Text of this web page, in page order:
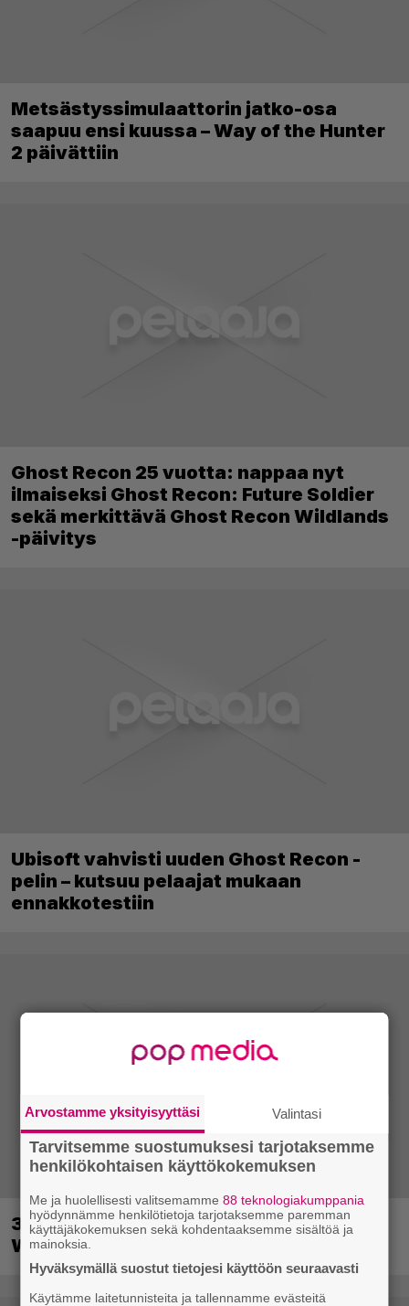
Metsästyssimulaattorin jatko-osa
saapuu ensi kuussa – Way of the Hunter
2 päivättiin
Ghost Recon 25 vuotta: nappaa nyt
ilmaiseksi Ghost Recon: Future Soldier
sekä merkittävä Ghost Recon Wildlands
-päivitys
Ubisoft vahvisti uuden Ghost Recon -
pelin – kutsuu pelaajat mukaan
ennakkotestiin
30-vuotias Quake sai uuden episodin
Wolfenstein-kehittäjiltä
Arvostamme yksityisyyttäsi Valintasi
Tarvitsemme suostumuksesi tarjotaksemme
henkilökohtaisen käyttökokemuksen
Me ja huolellisesti valitsemamme88 teknologiakumppania
hyödynnämme henkilötietoja tarjotaksemme paremman
käyttäjäkokemuksen sekä kohdentaaksemme sisältöä ja
mainoksia.
Hyväksymällä suostut tietojesi käyttöön seuraavasti
Käytämme laitetunnisteita ja tallennamme evästeitä